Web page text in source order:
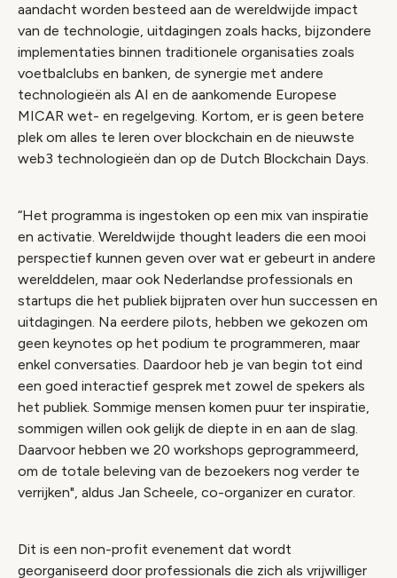
aandacht worden besteed aan de wereldwijde impact
van de technologie, uitdagingen zoals hacks, bijzondere
implementaties binnen traditionele organisaties zoals
voetbalclubs en banken, de synergie met andere
technologieën als AI en de aankomende Europese
MICAR wet- en regelgeving. Kortom, er is geen betere
plek om alles te leren over blockchain en de nieuwste
web3 technologieën dan op de Dutch Blockchain Days.
“Het programma is ingestoken op een mix van inspiratie
en activatie. Wereldwijde thought leaders die een mooi
perspectief kunnen geven over wat er gebeurt in andere
werelddelen, maar ook Nederlandse professionals en
startups die het publiek bijpraten over hun successen en
uitdagingen. Na eerdere pilots, hebben we gekozen om
geen keynotes op het podium te programmeren, maar
enkel conversaties. Daardoor heb je van begin tot eind
een goed interactief gesprek met zowel de spekers als
het publiek. Sommige mensen komen puur ter inspiratie,
sommigen willen ook gelijk de diepte in en aan de slag.
Daarvoor hebben we 20 workshops geprogrammeerd,
om de totale beleving van de bezoekers nog verder te
verrijken", aldus Jan Scheele, co-organizer en curator.
Dit is een non-profit evenement dat wordt
georganiseerd door professionals die zich als vrijwilliger